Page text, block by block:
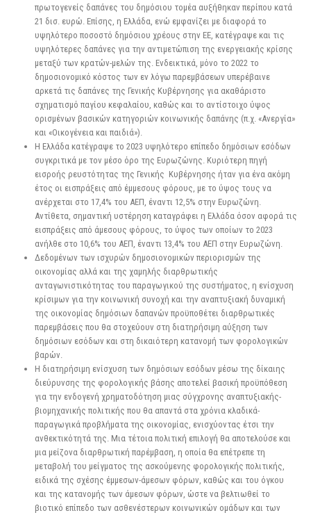
πρωτογενείς δαπάνες του δημόσιου τομέα αυξήθηκαν περίπου κατά
21 δισ. ευρώ. Επίσης, η Ελλάδα, ενώ εμφανίζει με διαφορά το
υψηλότερο ποσοστό δημόσιου χρέους στην ΕΕ, κατέγραψε και τις
υψηλότερες δαπάνες για την αντιμετώπιση της ενεργειακής κρίσης
μεταξύ των κρατών-μελών της. Ενδεικτικά, μόνο το 2022 το
δημοσιονομικό κόστος των εν λόγω παρεμβάσεων υπερέβαινε
αρκετά τις δαπάνες της Γενικής Κυβέρνησης για ακαθάριστο
σχηματισμό παγίου κεφαλαίου, καθώς και το αντίστοιχο ύψος
ορισμένων βασικών κατηγοριών κοινωνικής δαπάνης (π.χ. «Ανεργία»
και «Οικογένεια και παιδιά»).
Η Ελλάδα κατέγραψε το 2023 υψηλότερο επίπεδο δημόσιων εσόδων
συγκριτικά με τον μέσο όρο της Ευρωζώνης. Κυριότερη πηγή
εισροής ρευστότητας της Γενικής Κυβέρνησης ήταν για ένα ακόμη
έτος οι εισπράξεις από έμμεσους φόρους, με το ύψος τους να
ανέρχεται στο 17,4% του ΑΕΠ, έναντι 12,5% στην Ευρωζώνη.
Αντίθετα, σημαντική υστέρηση καταγράφει η Ελλάδα όσον αφορά τις
εισπράξεις από άμεσους φόρους, το ύψος των οποίων το 2023
ανήλθε στο 10,6% του ΑΕΠ, έναντι 13,4% του ΑΕΠ στην Ευρωζώνη.
Δεδομένων των ισχυρών δημοσιονομικών περιορισμών της
οικονομίας αλλά και της χαμηλής διαρθρωτικής
ανταγωνιστικότητας του παραγωγικού της συστήματος, η ενίσχυση
κρίσιμων για την κοινωνική συνοχή και την αναπτυξιακή δυναμική
της οικονομίας δημόσιων δαπανών προϋποθέτει διαρθρωτικές
παρεμβάσεις που θα στοχεύουν στη διατηρήσιμη αύξηση των
δημόσιων εσόδων και στη δικαιότερη κατανομή των φορολογικών
βαρών.
Η διατηρήσιμη ενίσχυση των δημόσιων εσόδων μέσω της δίκαιης
διεύρυνσης της φορολογικής βάσης αποτελεί βασική προϋπόθεση
για την ενδογενή χρηματοδότηση μιας σύγχρονης αναπτυξιακής-
βιομηχανικής πολιτικής που θα απαντά στα χρόνια κλαδικά-
παραγωγικά προβλήματα της οικονομίας, ενισχύοντας έτσι την
ανθεκτικότητά της. Μια τέτοια πολιτική επιλογή θα αποτελούσε και
μια μείζονα διαρθρωτική παρέμβαση, η οποία θα επέτρεπε τη
μεταβολή του μείγματος της ασκούμενης φορολογικής πολιτικής,
ειδικά της σχέσης έμμεσων-άμεσων φόρων, καθώς και του όγκου
και της κατανομής των άμεσων φόρων, ώστε να βελτιωθεί το
βιοτικό επίπεδο των ασθενέστερων κοινωνικών ομάδων και των